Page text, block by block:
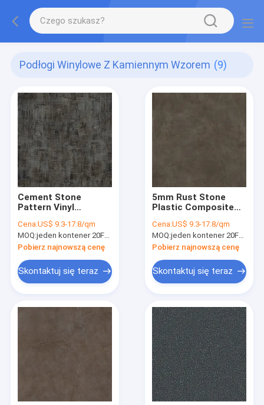
Podłogi Winylowe Z Kamiennym Wzorem (9)
Cement Stone
Pattern Vinyl
Unilin Click GKBM DP-
S82285 Zielony
Cena:US$ 9.3-17.8/qm
MOQ:jeden kontener 20FT lub 2500 metrów kwadratowych;
Pobierz najnowszą cenę
Skontaktuj się teraz
5mm Rust Stone
Plastic Composite
Ekologiczna
odporność na
uderzenia GKBM DP-
S82287
Cena:US$ 9.3-17.8/qm
MOQ:jeden kontener 20FT lub 2500 metrów kwadratowych;
Pobierz najnowszą cenę
Skontaktuj się teraz